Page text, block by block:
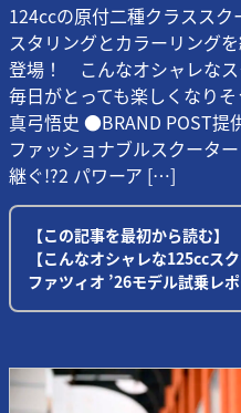
124ccの原付二種クラスス
スタリングとカラーリング
登場！ こんなオシャレなス
毎日がとっても楽しくなり
真弓悟史 ●BRAND POST提
ファッショナブルスクータ
継ぐ!?2 パワーア […]
【この記事を最初から読む】
【こんなオシャレな125ccス
ファツィオ ’26モデル試乗レ